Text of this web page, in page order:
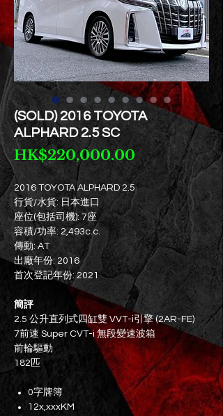
(SOLD) 2016 TOYOTA
ALPHARD 2.5 SC
HK$220,000.00價
格
2016 TOYOTA ALPHARD 2.5
行貨/水貨: 日本進口
座位(包括司機): 7座
容積/功率: 2,493c.c.
傳動: AT
出廠年份: 2016
首次登記年份: 2021
簡評
2.5 公升直列式四缸雙 VVT-i引擎 (2AR-FE)
7前速 Super CVT-i 無段變速波箱
前輪驅動
182匹
0字牌簿
12x,xxxKM